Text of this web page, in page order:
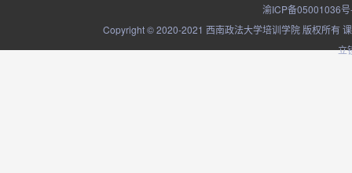
渝ICP备05001036
Copyright © 2020-2021 西南政法大学培训学院 版权所有
立